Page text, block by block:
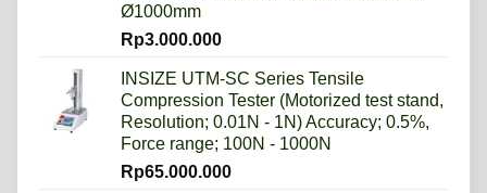
Ø1000mm
Rp3.000.000
INSIZE UTM-SC Series Tensile
Compression Tester (Motorized test stand,
Resolution; 0.01N - 1N) Accuracy; 0.5%,
Force range; 100N - 1000N
Rp65.000.000